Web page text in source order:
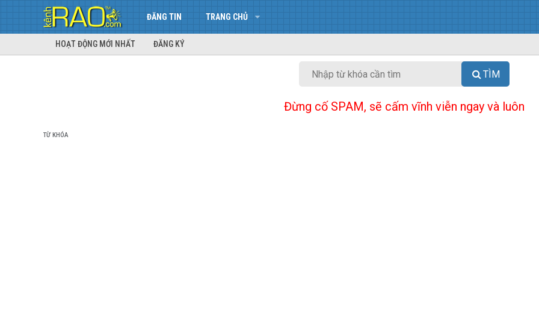
ĐĂNG TIN TRANG CHỦ
HOẠT ĐỘNG MỚI NHẤT ĐĂNG KÝ
TÌM
Đừng cố SPAM, sẽ cấm vĩnh viễn ngay và luôn
TỪ KHÓA